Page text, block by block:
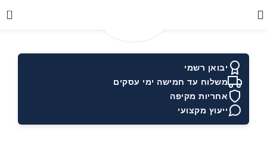
0
יבואן רשמי
משלוח עד חמישה ימי עסקים
אחריות מקיפה
ייעוץ מקצועי